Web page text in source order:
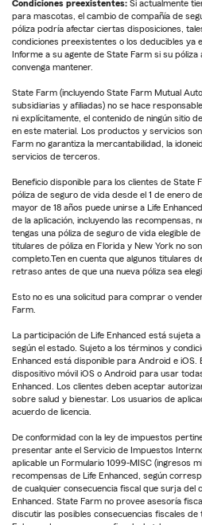
Condiciones preexistentes: Si actualmente
para mascotas, el cambio de compañía de
póliza podría afectar ciertas disposiciones,
condiciones preexistentes o los deducibles ya
Informe a su agente de State Farm si su póliza
convenga mantener.
State Farm (incluyendo State Farm Mutual
subsidiarias y afiliadas) no se hace
ni explícitamente, el contenido de ningún sitio
en este material. Los productos y servicios
Farm no garantiza la mercantabilidad, la
servicios de terceros.
Beneficio disponible para los clientes de State
póliza de seguro de vida desde el 1 de enero
mayor de 18 años puede unirse a Life
de la aplicación, incluyendo las recompensas,
tengas una póliza de seguro de vida elegible
titulares de póliza en Florida y New York no
completo.Ten en cuenta que algunos titulares
retraso antes de que una nueva póliza sea
Esto no es una solicitud para comprar o
Farm.
La participación de Life Enhanced está sujeta
según el estado. Sujeto a los términos y
Enhanced está disponible para Android e iOS.
dispositivo móvil iOS o Android para usar
Enhanced. Los clientes deben aceptar
sobre salud y bienestar. Los usuarios de
acuerdo de licencia.
De conformidad con la ley de impuestos
presentar ante el Servicio de Impuestos
aplicable un Formulario 1099-MISC (ingresos
recompensas de Life Enhanced, según
de cualquier consecuencia fiscal que surja del
Enhanced. State Farm no provee asesoría
discutir las posibles consecuencias fiscales